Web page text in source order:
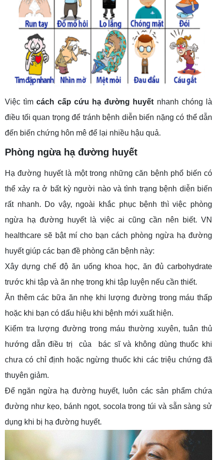
Việc tìmcách cấp cứu hạ đường huyết nhanh chóng là
điều tối quan trọng để tránh bệnh diễn biến nặng có thể dẫn
đến biến chứng hôn mê để lại nhiều hậu quả.
Phòng ngừa hạ đường huyết
Hạ đường huyết là một trong những căn bệnh phổ biến có
thể xảy ra ở bất kỳ người nào và tình trạng bệnh diễn biến
rất nhanh. Do vậy, ngoài khắc phục bệnh thì việc phòng
ngừa hạ đường huyết là việc ai cũng cần nên biết. VN
healthcare sẽ bật mí cho bạn cách phòng ngừa hạ đường
huyết giúp các bạn đề phòng căn bệnh này:
Xây dựng chế độ ăn uống khoa học, ăn đủ carbohydrate
trước khi tập và ăn nhẹ trong khi tập luyện nếu cần thiết.
Ăn thêm các bữa ăn nhẹ khi lượng đường trong máu thấp
hoặc khi bạn có dấu hiệu khi bệnh mới xuất hiện.
Kiểm tra lượng đường trong máu thường xuyên, tuân thủ
hướng dẫn điều trị của bác sĩ và không dùng thuốc khi
chưa có chỉ định hoặc ngừng thuốc khi các triệu chứng đã
thuyên giảm.
Để ngăn ngừa hạ đường huyết, luôn các sản phẩm chứa
đường như kẹo, bánh ngọt, socola trong túi và sẵn sàng sử
dụng khi bị hạ đường huyết.